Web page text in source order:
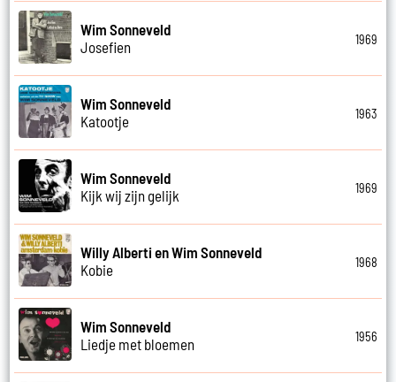
Wim Sonneveld
Josefien
1969
Wim Sonneveld
Katootje
1963
Wim Sonneveld
Kijk wij zijn gelijk
1969
Willy Alberti en Wim Sonneveld
Kobie
1968
Wim Sonneveld
Liedje met bloemen
1956